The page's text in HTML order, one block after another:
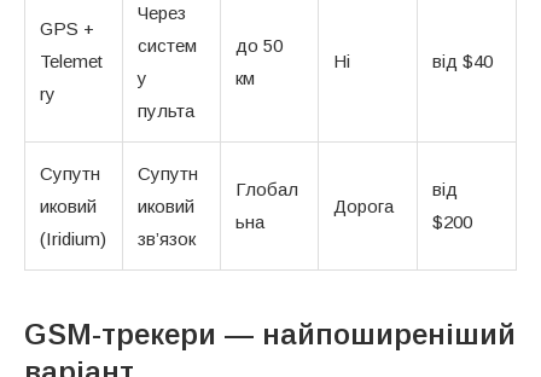
GPS +
Telemet
ry
Через
систем
у
пульта
до 50
км
Ні від $40
Супутн
иковий
(Iridium)
Супутн
иковий
зв’язок
Глобал
ьна
Дорога
від
$200
GSM-трекери — найпоширеніший